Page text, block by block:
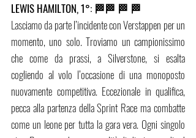
LEWIS HAMILTON, 1°: 🏁🏁 🏁 🏁
Lasciamo da parte l’incidente con Verstappen per un
momento, uno solo. Troviamo un campionissimo
che come da prassi, a Silverstone, si esalta
cogliendo al volo l’occasione di una monoposto
nuovamente competitiva. Eccezionale in qualifica,
pecca alla partenza della Sprint Race ma combatte
come un leone per tutta la gara vera. Ogni singolo